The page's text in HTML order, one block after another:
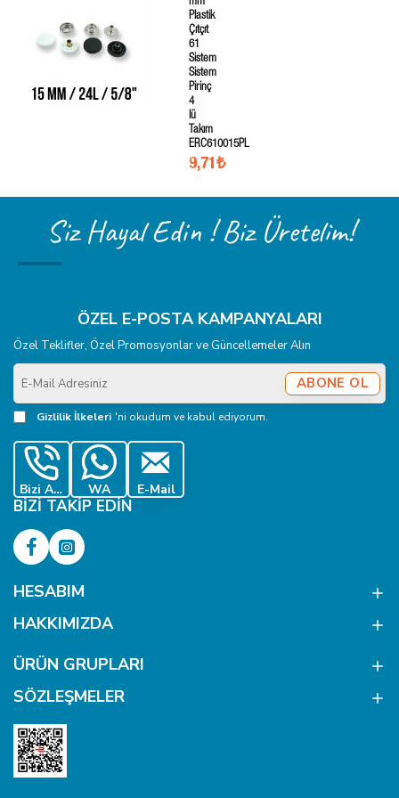
mm
Plastik
Çıtçıt
61
Sistem
Sistem
Pirinç
4
lü
Takım
ERC610015PL
9,71₺
Siz Hayal Edin ! Biz Üretelim!
ÖZEL E-POSTA KAMPANYALARI
Özel Teklifler, Özel Promosyonlar ve Güncellemeler Alın
E-
Mail
Adresiniz
ABONE OL
Gizlilik İlkeleri 'ni okudum ve kabul ediyorum.
Bizi Ara WA E-Mail
BIZI TAKIP EDIN
HESABIM
HAKKIMIZDA
ÜRÜN GRUPLARI
SÖZLEŞMELER